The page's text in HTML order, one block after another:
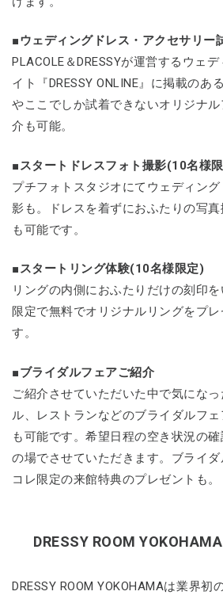
■ウェディングドレス・アクセサリー
PLACOLE＆DRESSYが運営するウェ
イト『DRESSY ONLINE』に掲載のあ
やここでしか試着できないオリジナ
介も可能。
■スタートドレスフォト撮影(10名様
プチフォトスタジオにてウェディン
影も。ドレスを着ずにおふたりの写
も可能です。
■スタートリング体験(10名様限定)
リングの内側におふたりだけの刻印
限定で無料でオリジナルリングをプ
す。
■ブライダルフェアご紹介
ご紹介させていただいた中で気にな
ル、レストランなどのブライダルフ
も可能です。希望日程の空き状況の
の場でさせていただきます。ブライ
コレ限定の来館特典のプレゼントも。
DRESSY ROOM
DRESSY ROOM YOKOHAMAは業界初